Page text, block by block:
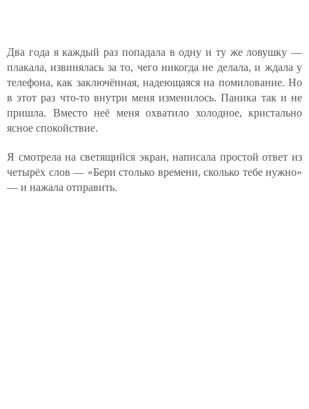
Два года я каждый раз попадала в одну и ту же ловушку —
плакала, извинялась за то, чего никогда не делала, и ждала у
телефона, как заключённая, надеющаяся на помилование. Но
в этот раз что-то внутри меня изменилось. Паника так и не
пришла. Вместо неё меня охватило холодное, кристально
ясное спокойствие.
Я смотрела на светящийся экран, написала простой ответ из
четырёх слов — «Бери столько времени, сколько тебе нужно»
— и нажала отправить.